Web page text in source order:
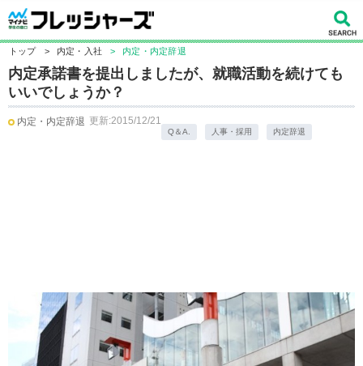
トップ > 内定・入社 > 内定・内定辞退
内定承諾書を提出しましたが、就職活動を続けても
いいでしょうか？
内定・内定辞退 更新:2015/12/21
Q＆A. 人事・採用 内定辞退